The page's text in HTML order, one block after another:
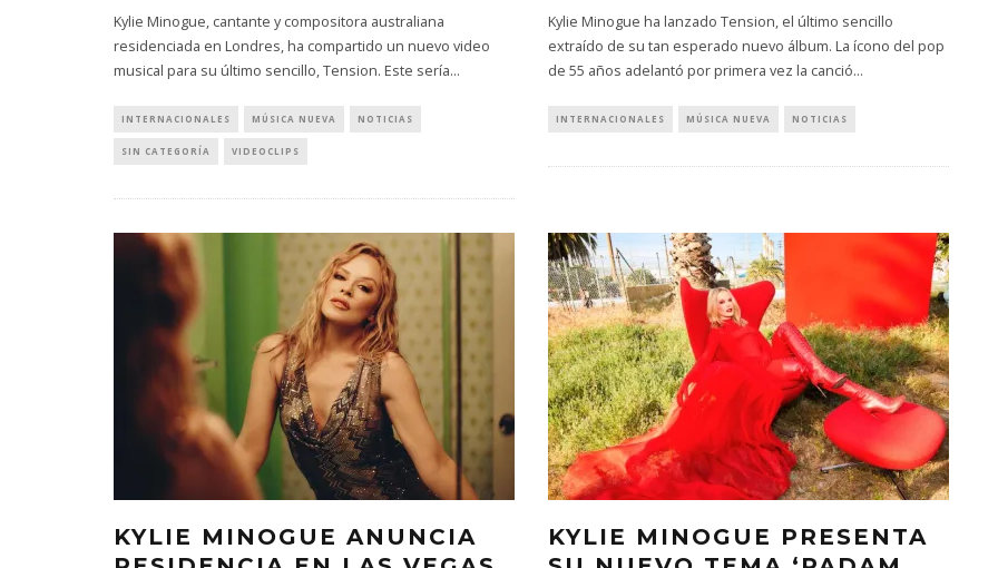
Kylie Minogue, cantante y compositora australiana
residenciada en Londres, ha compartido un nuevo video
musical para su último sencillo, Tension. Este sería...
INTERNACIONALES MÚSICA NUEVA NOTICIAS
SIN CATEGORÍA VIDEOCLIPS
Kylie Minogue ha lanzado Tension, el último sencillo
extraído de su tan esperado nuevo álbum. La ícono del pop
de 55 años adelantó por primera vez la canció...
INTERNACIONALES MÚSICA NUEVA NOTICIAS
KYLIE MINOGUE ANUNCIA
KYLIE MINOGUE PRESENTA